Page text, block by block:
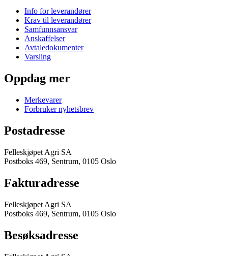
Info for leverandører
Krav til leverandører
Samfunnsansvar
Anskaffelser
Avtaledokumenter
Varsling
Oppdag mer
Merkevarer
Forbruker nyhetsbrev
Postadresse
Felleskjøpet Agri SA
Postboks 469, Sentrum, 0105 Oslo
Fakturadresse
Felleskjøpet Agri SA
Postboks 469, Sentrum, 0105 Oslo
Besøksadresse